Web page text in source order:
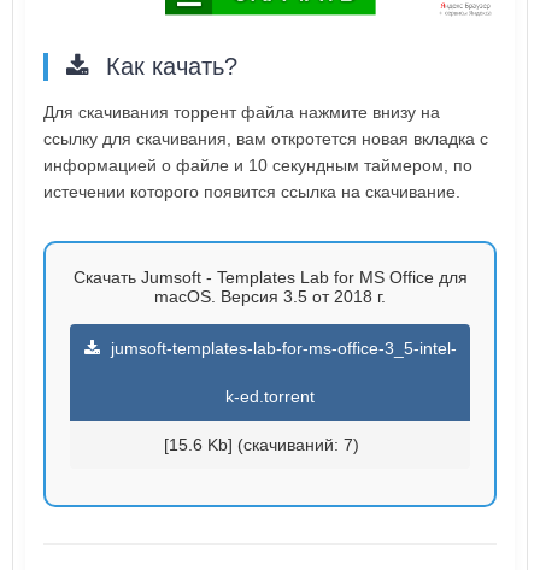
Как качать?
Для скачивания торрент файла нажмите внизу на
ссылку для скачивания, вам откротется новая вкладка с
информацией о файле и 10 секундным таймером, по
истечении которого появится ссылка на скачивание.
Скачать Jumsoft - Templates Lab for MS Office для
macOS. Версия 3.5 от 2018 г.
jumsoft-templates-lab-for-ms-office-3_5-intel-
k-ed.torrent
[15.6 Kb] (cкачиваний: 7)